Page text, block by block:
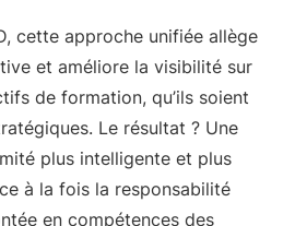
cette approche unifiée allège
et améliore la visibilité sur
de formation, qu’ils soient
Le résultat ? Une
plus intelligente et plus
à la fois la responsabilité
en compétences des